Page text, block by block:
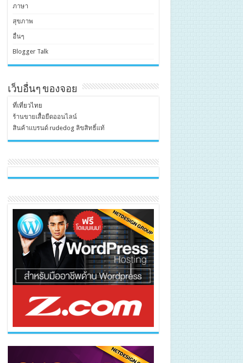
ภาษา
สุขภาพ
อื่นๆ
Blogger Talk
เว็บอื่นๆ ของจอย
ที่เที่ยวไทย
ร้านขายเสื้อยืดออนไลน์
สินค้าแบรนด์ rudedog ลิขสิทธิ์แท้